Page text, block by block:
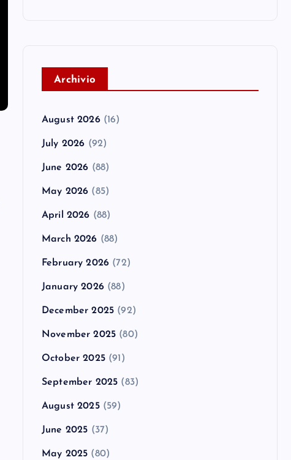
Archivio
August 2026(16)
July 2026 (92)
June 2026 (88)
May 2026 (85)
April 2026 (88)
March 2026 (88)
February 2026 (72)
January 2026(88)
December 2025 (92)
November 2025 (80)
October 2025(91)
September 2025 (83)
August 2025(59)
June 2025 (37)
May 2025 (80)